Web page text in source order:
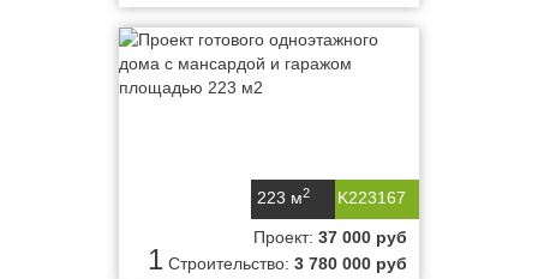
K223167
223 м2
1
Проект: 37 000 руб
Строительство: 3 780 000 руб